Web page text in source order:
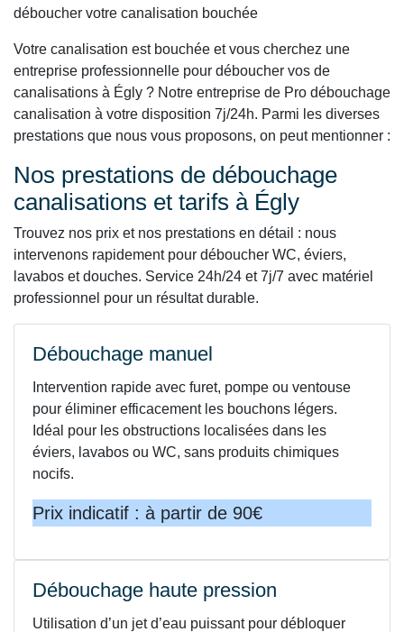
déboucher votre canalisation bouchée
Votre canalisation est bouchée et vous cherchez une
entreprise professionnelle pour déboucher vos de
canalisations à Égly ? Notre entreprise de Pro débouchage
canalisation à votre disposition 7j/24h. Parmi les diverses
prestations que nous vous proposons, on peut mentionner :
Nos prestations de débouchage
canalisations et tarifs à Égly
Trouvez nos prix et nos prestations en détail : nous
intervenons rapidement pour déboucher WC, éviers,
lavabos et douches. Service 24h/24 et 7j/7 avec matériel
professionnel pour un résultat durable.
Débouchage manuel
Intervention rapide avec furet, pompe ou ventouse
pour éliminer efficacement les bouchons légers.
Idéal pour les obstructions localisées dans les
éviers, lavabos ou WC, sans produits chimiques
nocifs.
Prix indicatif : à partir de 90€
Débouchage haute pression
Utilisation d’un jet d’eau puissant pour débloquer